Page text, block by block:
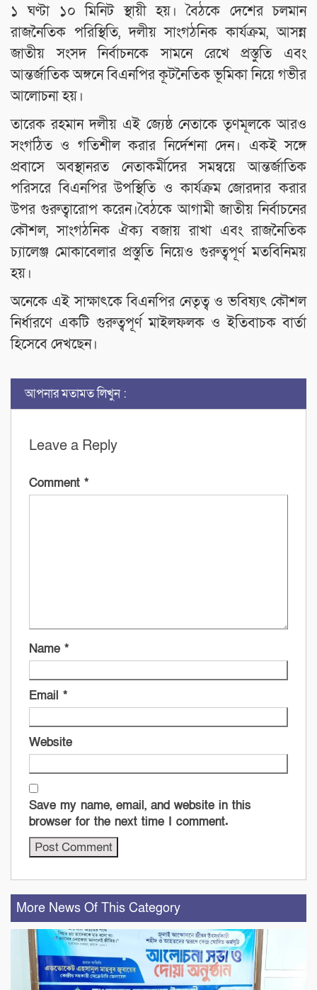
১ ঘণ্টা ১০ মিনিট স্থায়ী হয়। বৈঠকে দেশের চলমান
রাজনৈতিক পরিস্থিতি, দলীয় সাংগঠনিক কার্যক্রম, আসন্ন
জাতীয় সংসদ নির্বাচনকে সামনে রেখে প্রস্তুতি এবং
আন্তর্জাতিক অঙ্গনে বিএনপির কূটনৈতিক ভূমিকা নিয়ে গভীর
আলোচনা হয়।
তারেক রহমান দলীয় এই জ্যেষ্ঠ নেতাকে তৃণমূলকে আরও
সংগঠিত ও গতিশীল করার নির্দেশনা দেন। একই সঙ্গে
প্রবাসে অবস্থানরত নেতাকর্মীদের সমন্বয়ে আন্তর্জাতিক
পরিসরে বিএনপির উপস্থিতি ও কার্যক্রম জোরদার করার
উপর গুরুত্বারোপ করেন।বৈঠকে আগামী জাতীয় নির্বাচনের
কৌশল, সাংগঠনিক ঐক্য বজায় রাখা এবং রাজনৈতিক
চ্যালেঞ্জ মোকাবেলার প্রস্তুতি নিয়েও গুরুত্বপূর্ণ মতবিনিময়
হয়।
অনেকে এই সাক্ষাৎকে বিএনপির নেতৃত্ব ও ভবিষ্যৎ কৌশল
নির্ধারণে একটি গুরুত্বপূর্ণ মাইলফলক ও ইতিবাচক বার্তা
হিসেবে দেখছেন।
আপনার মতামত লিখুন :
Leave a Reply
Comment *
Name *
Email *
Website
Save my name, email, and website in this
browser for the next time I comment.
More News Of This Category